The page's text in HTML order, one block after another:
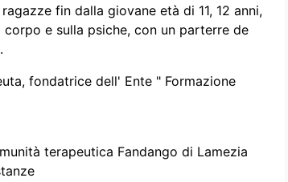
fin dalla giovane età di 11, 12 anni,
e sulla psiche, con un parterre de
fondatrice dell' Ente " Formazione
terapeutica Fandango di Lamezia